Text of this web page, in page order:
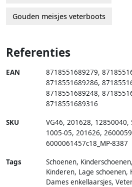
Gouden meisjes veterboots
Referenties
EAN 8718551689279,
8718551689286,
8718551689248,
8718551689316
SKU VG46, 201628, 12850040,
1005-05, 201626,
6000061457c18_MP-8387
Tags
Schoenen,
Kinderen, Lage schoenen,
Dames enkellaarsjes,